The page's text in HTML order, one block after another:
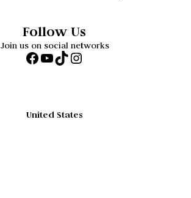
Follow Us
Join us on social networks
Facebook YouTube TikTok Instagram
United States